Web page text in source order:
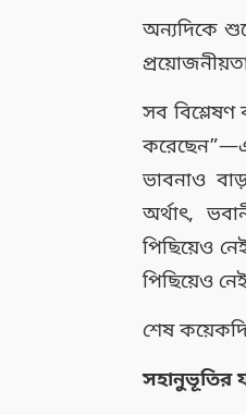
অন্যদিকে
সব
ভাবনাও
অর্থাৎ,
পিছিয়েও
পিছিয়েও
শেষ
সহানুভূতির